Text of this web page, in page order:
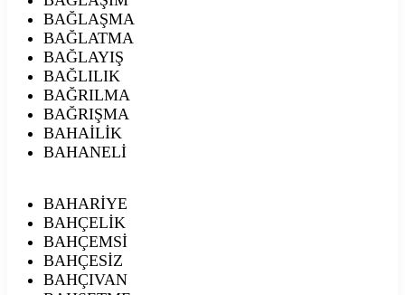
BAĞLAŞMA
BAĞLATMA
BAĞLAYIŞ
BAĞLILIK
BAĞRILMA
BAĞRIŞMA
BAHAİLİK
BAHANELİ
BAHARİYE
BAHÇELİK
BAHÇEMSİ
BAHÇESİZ
BAHÇIVAN